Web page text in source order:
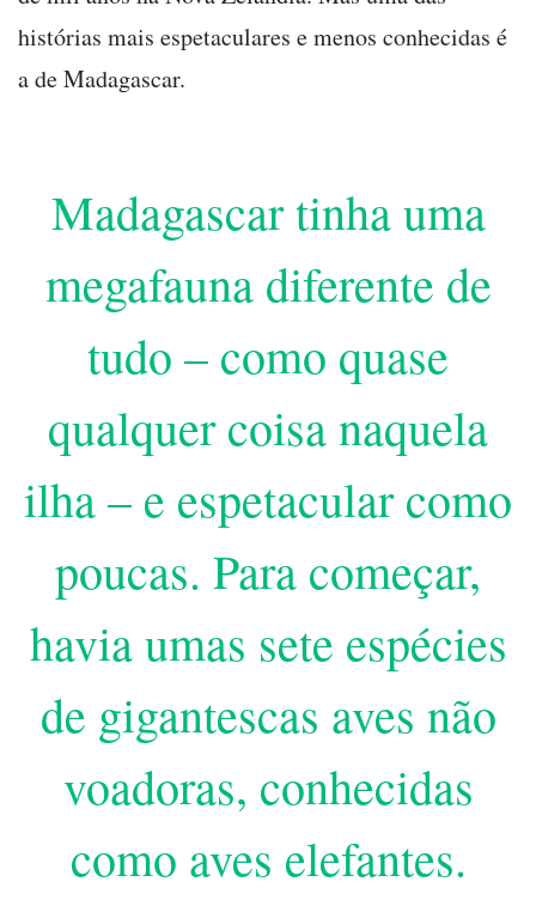
histórias mais espetaculares e menos conhecidas é
a de Madagascar.
Madagascar tinha uma
megafauna diferente de
tudo – como quase
qualquer coisa naquela
ilha – e espetacular como
poucas. Para começar,
havia umas sete espécies
de gigantescas aves não
voadoras, conhecidas
como aves elefantes.